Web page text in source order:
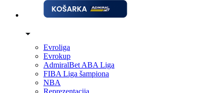
Evroliga
Evrokup
AdmiralBet ABA Liga
FIBA Liga šampiona
NBA
Reprezentacija